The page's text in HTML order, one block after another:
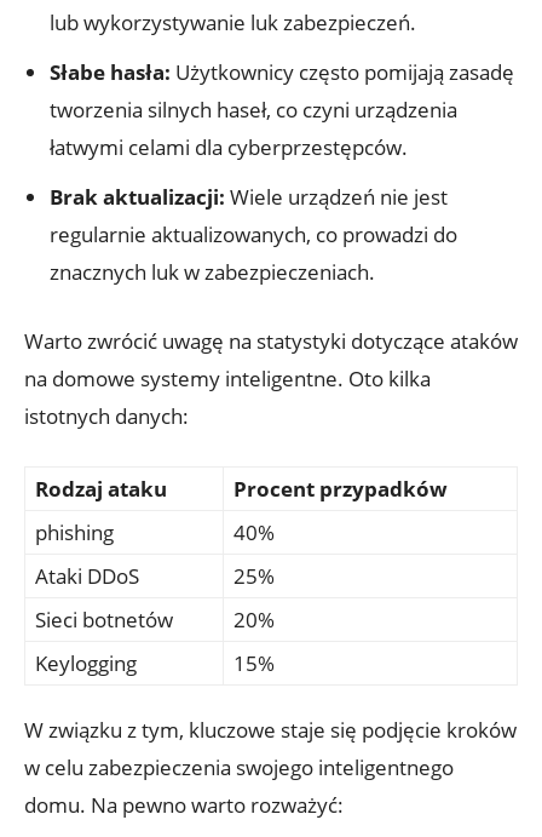
lub wykorzystywanie luk zabezpieczeń.
Słabe hasła: Użytkownicy często ‌pomijają zasadę
tworzenia silnych ‍haseł, co czyni‌ urządzenia
łatwymi celami dla cyberprzestępców.
Brak ‌aktualizacji: Wiele‌ urządzeń nie jest
regularnie aktualizowanych, co prowadzi do
znacznych luk ⁤w⁢ zabezpieczeniach.
Warto zwrócić⁢ uwagę na ⁢statystyki dotyczące ataków
na domowe systemy inteligentne. Oto ⁣kilka
istotnych danych:
Rodzaj ataku
Procent przypadków
phishing
40%
Ataki DDoS
25%
Sieci botnetów
20%
Keylogging
15%
W związku z tym, kluczowe staje się podjęcie kroków
w celu zabezpieczenia‌ swojego inteligentnego
domu. ‌Na pewno warto rozważyć: